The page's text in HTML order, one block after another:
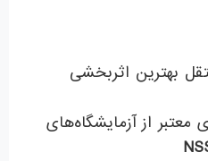
بهترین اثربخشی
معتبر از آزمایشگاه‌های